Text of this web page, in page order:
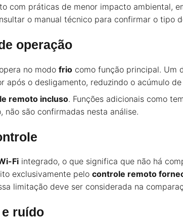
com práticas de menor impacto ambiental,
o manual técnico para confirmar o tipo
operação
opera no modo frio como função principal. Um
após o desligamento, reduzindo o acúmulo
remoto incluso. Funções adicionais como
são confirmadas nesta análise.
Fi integrado, o que significa que não há
exclusivamente pelo controle remoto
limitação deve ser considerada na
ruído